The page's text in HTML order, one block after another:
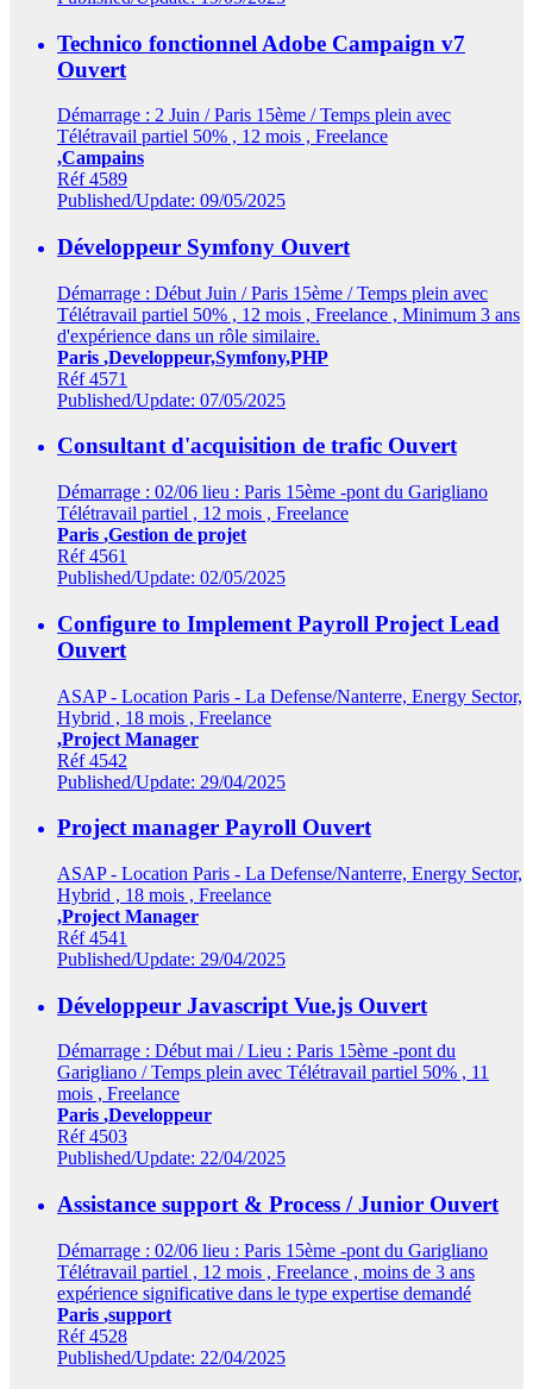
Technico fonctionnel Adobe Campaign v7
Ouvert
Démarrage : 2 Juin / Paris 15ème / Temps plein avec
Télétravail partiel 50% , 12 mois , Freelance
,Campains
Réf 4589
Published/Update: 09/05/2025
Développeur Symfony Ouvert
Démarrage : Début Juin / Paris 15ème / Temps plein avec
Télétravail partiel 50% , 12 mois , Freelance , Minimum 3 ans
d'expérience dans un rôle similaire.
Paris ,Developpeur,Symfony,PHP
Réf 4571
Published/Update: 07/05/2025
Consultant d'acquisition de trafic Ouvert
Démarrage : 02/06 lieu : Paris 15ème -pont du Garigliano
Télétravail partiel , 12 mois , Freelance
Paris ,Gestion de projet
Réf 4561
Published/Update: 02/05/2025
Configure to Implement Payroll Project Lead
Ouvert
ASAP - Location Paris - La Defense/Nanterre, Energy Sector,
Hybrid , 18 mois , Freelance
,Project Manager
Réf 4542
Published/Update: 29/04/2025
Project manager Payroll Ouvert
ASAP - Location Paris - La Defense/Nanterre, Energy Sector,
Hybrid , 18 mois , Freelance
,Project Manager
Réf 4541
Published/Update: 29/04/2025
Développeur Javascript Vue.js Ouvert
Démarrage : Début mai / Lieu : Paris 15ème -pont du
Garigliano / Temps plein avec Télétravail partiel 50% , 11
mois , Freelance
Paris ,Developpeur
Réf 4503
Published/Update: 22/04/2025
Assistance support & Process / Junior Ouvert
Démarrage : 02/06 lieu : Paris 15ème -pont du Garigliano
Télétravail partiel , 12 mois , Freelance , moins de 3 ans
expérience significative dans le type expertise demandé
Paris ,support
Réf 4528
Published/Update: 22/04/2025